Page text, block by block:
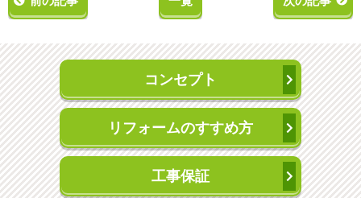
コンセプト
リフォームのすすめ方
工事保証